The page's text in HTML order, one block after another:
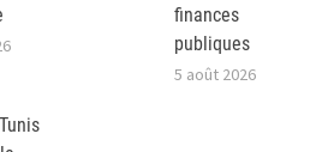
finances
publiques
5 août 2026